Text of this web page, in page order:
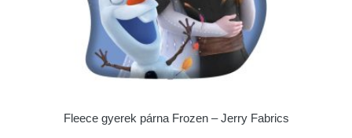
Fleece gyerek párna Frozen – Jerry Fabrics